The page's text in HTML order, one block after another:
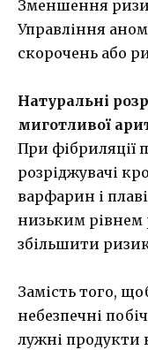
Зменшення
Управління
скорочень або
Натуральні
миготливої
При фібриляції
розріджувачі
варфарин і
низьким рівнем
збільшити ризик
Замість того,
небезпечні
лужні продукти